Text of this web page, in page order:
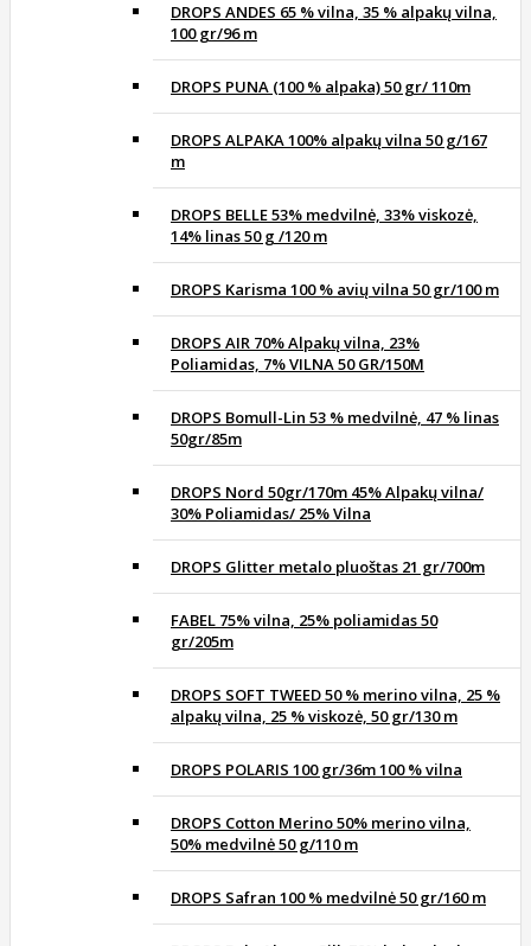
DROPS ANDES 65 % vilna, 35 % alpakų vilna,
100 gr/96 m
DROPS PUNA (100 % alpaka) 50 gr/ 110m
DROPS ALPAKA 100% alpakų vilna 50 g/167
m
DROPS BELLE 53% medvilnė, 33% viskozė,
14% linas 50 g /120 m
DROPS Karisma 100 % avių vilna 50 gr/100 m
DROPS AIR 70% Alpakų vilna, 23%
Poliamidas, 7% VILNA 50 GR/150M
DROPS Bomull-Lin 53 % medvilnė, 47 % linas
50gr/85m
DROPS Nord 50gr/170m 45% Alpakų vilna/
30% Poliamidas/ 25% Vilna
DROPS Glitter metalo pluoštas 21 gr/700m
FABEL 75% vilna, 25% poliamidas 50
gr/205m
DROPS SOFT TWEED 50 % merino vilna, 25 %
alpakų vilna, 25 % viskozė, 50 gr/130 m
DROPS POLARIS 100 gr/36m 100 % vilna
DROPS Cotton Merino 50% merino vilna,
50% medvilnė 50 g/110 m
DROPS Safran 100 % medvilnė 50 gr/160 m